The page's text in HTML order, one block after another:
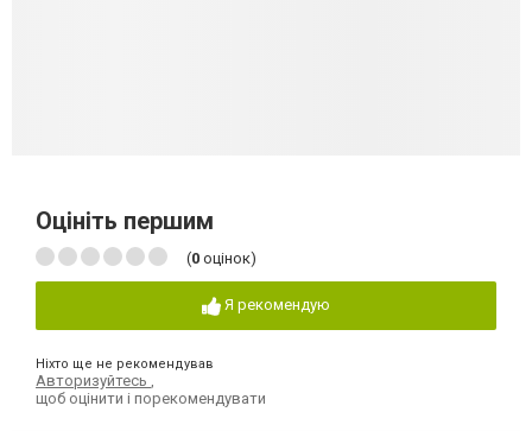
Оцініть першим
(0 оцінок)
Я рекомендую
Ніхто ще не рекомендував
Авторизуйтесь
щоб оцінити і порекомендувати